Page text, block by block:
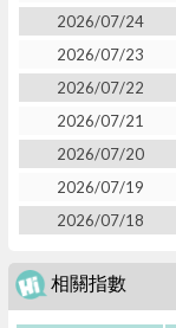
2026/07/24
2026/07/23
2026/07/22
2026/07/21
2026/07/20
2026/07/19
2026/07/18
相關指數